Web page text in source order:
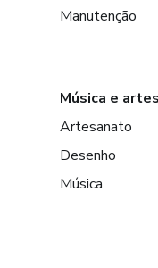
Manutenção
Música e artes
Artesanato
Desenho
Música